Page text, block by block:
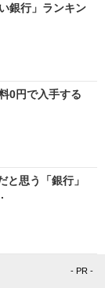
銀行」ランキン
0円で入手する
と思う「銀行」
- PR -